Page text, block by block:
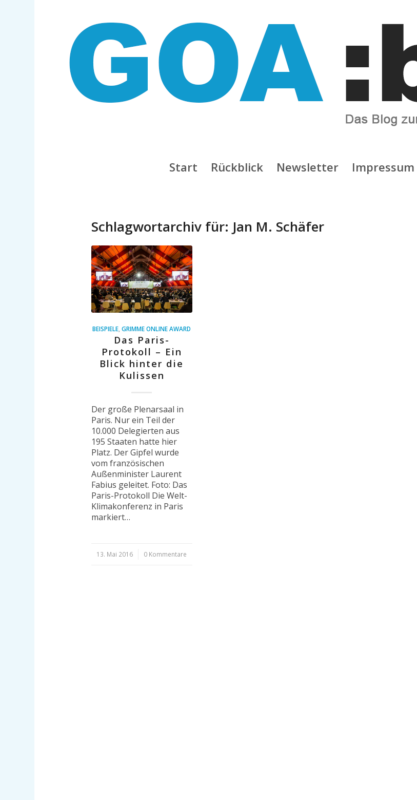
Start Rückblick Newsletter Impressum
Schlagwortarchiv für: Jan M. Schäfer
BEISPIELE,GRIMME ONLINE AWARD
Das Paris-
Protokoll – Ein
Blick hinter die
Kulissen
Der große Plenarsaal in
Paris. Nur ein Teil der
10.000 Delegierten aus
195 Staaten hatte hier
Platz. Der Gipfel wurde
vom französischen
Außenminister Laurent
Fabius geleitet. Foto: Das
Paris-Protokoll Die Welt-
Klimakonferenz in Paris
markiert…
13. Mai 2016
/ 0 Kommentare